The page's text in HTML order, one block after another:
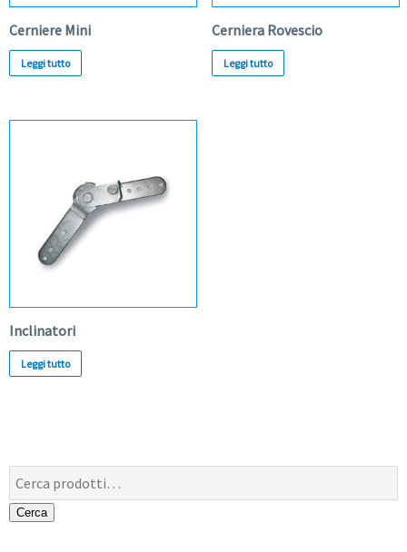
Cerniere Mini
Leggi tutto
Cerniera Rovescio
Leggi tutto
Inclinatori
Leggi tutto
Cerca:
Cerca